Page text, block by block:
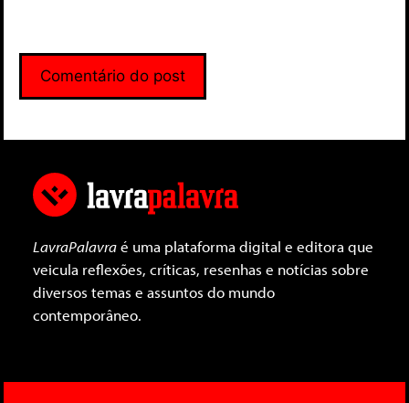
LavraPalavraé uma plataforma digital e editora que
veicula reflexões, críticas, resenhas e notícias sobre
diversos temas e assuntos do mundo
contemporâneo.